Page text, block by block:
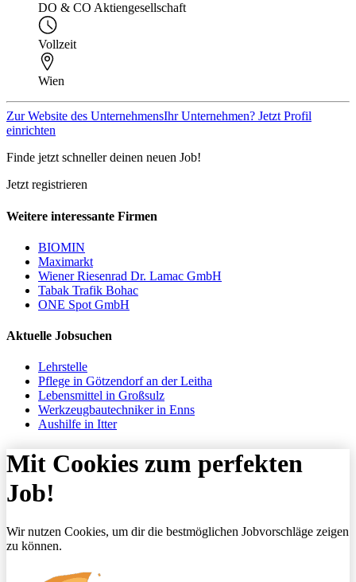
DO & CO Aktiengesellschaft
Vollzeit
Wien
Zur Website des UnternehmensIhr Unternehmen? Jetzt Profil
einrichten
Finde jetzt schneller deinen neuen Job!
Jetzt registrieren
Weitere interessante Firmen
BIOMIN
Maximarkt
Wiener Riesenrad Dr. Lamac GmbH
Tabak Trafik Bohac
ONE Spot GmbH
Aktuelle Jobsuchen
Lehrstelle
Pflege in Götzendorf an der Leitha
Lebensmittel in Großsulz
Werkzeugbautechniker in Enns
Aushilfe in Itter
Mit Cookies zum perfekten
Job!
Wir nutzen Cookies, um dir die bestmöglichen Jobvorschläge zeigen
zu können.